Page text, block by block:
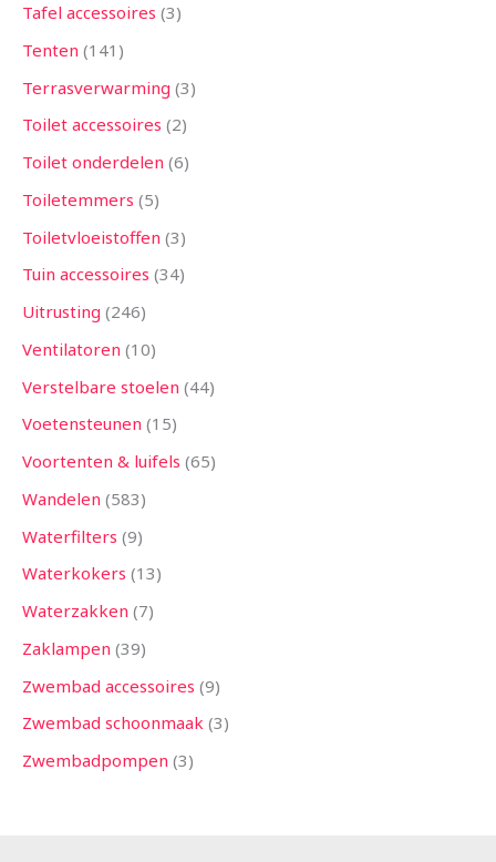
Tafel accessoires 3
Tenten 141
Terrasverwarming 3
Toilet accessoires 2
Toilet onderdelen 6
Toiletemmers 5
Toiletvloeistoffen 3
Tuin accessoires 34
Uitrusting 246
Ventilatoren 10
Verstelbare stoelen 44
Voetensteunen 15
Voortenten & luifels 65
Wandelen 583
Waterfilters 9
Waterkokers 13
Waterzakken 7
Zaklampen 39
Zwembad accessoires 9
Zwembad schoonmaak 3
Zwembadpompen 3